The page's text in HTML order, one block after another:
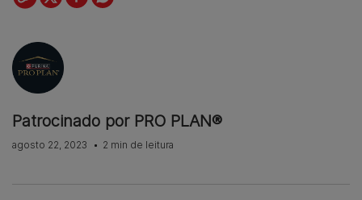
Patrocinado por PRO PLAN®
agosto 22, 2023 2 min de leitura